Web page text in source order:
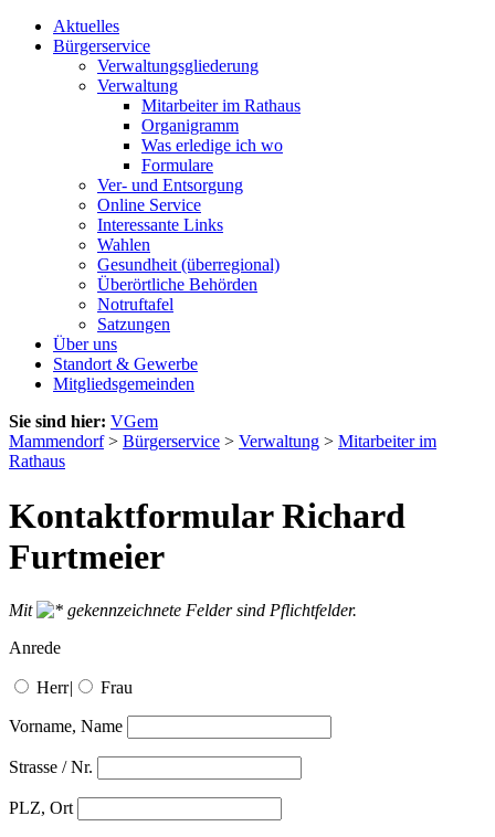
Aktuelles
Bürgerservice
Verwaltungsgliederung
Verwaltung
Mitarbeiter im Rathaus
Organigramm
Was erledige ich wo
Formulare
Ver- und Entsorgung
Online Service
Interessante Links
Wahlen
Gesundheit (überregional)
Überörtliche Behörden
Notruftafel
Satzungen
Über uns
Standort & Gewerbe
Mitgliedsgemeinden
Sie sind hier: VGem
Mammendorf> Bürgerservice > Verwaltung > Mitarbeiter im
Rathaus
Kontaktformular Richard
Furtmeier
Mit
gekennzeichnete Felder sind Pflichtfelder.
Anrede
Herr| Frau
Vorname, Name
Strasse / Nr.
PLZ, Ort